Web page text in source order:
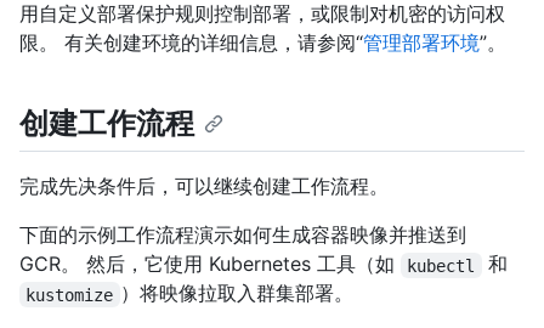
用自定义部署保护规则控制部署，或限制对机密的访问权
限。 有关创建环境的详细信息，请参阅“管理部署环境”。
创建工作流程
完成先决条件后，可以继续创建工作流程。
下面的示例工作流程演示如何生成容器映像并推送到
GCR。 然后，它使用 Kubernetes 工具（如
kubectl 和
kustomize ）将映像拉取入群集部署。